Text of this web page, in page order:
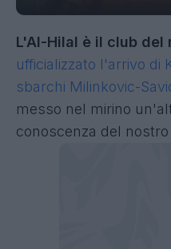
L'Al-Hilal è il club del
ufficializzato l'arrivo di
sbarchi Milinkovic-
messo nel mirino
conoscenza del